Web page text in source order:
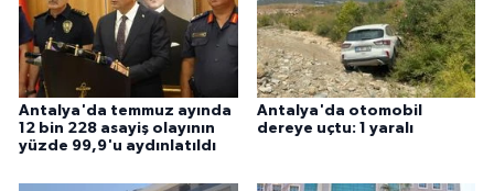
Antalya'da temmuz ayında
12 bin 228 asayiş olayının
yüzde 99,9'u aydınlatıldı
Antalya'da otomobil
dereye uçtu: 1 yaralı